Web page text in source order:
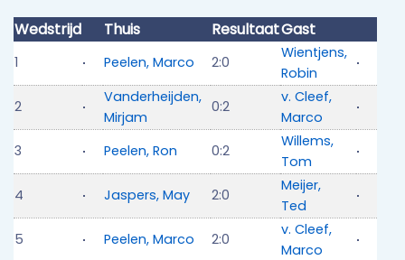
Wedstrijd Thuis ResultaatGast
1 Peelen, Marco 2:0
Wientjens,
Robin
2
Vanderheijden,
Mirjam
0:2
v. Cleef,
Marco
3
Peelen, Ron 0:2
Willems,
Tom
4
Jaspers, May 2:0
Meijer,
Ted
5
Peelen, Marco 2:0
v. Cleef,
Marco